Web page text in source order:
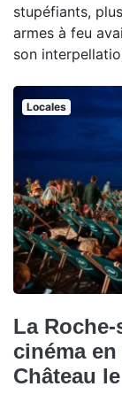
stupéfiants,
armes à feu
son
Locales
La
cinéma
Château